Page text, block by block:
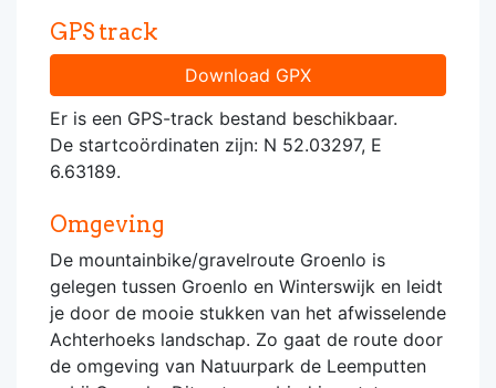
GPS track
Download GPX
Er is een GPS-track bestand beschikbaar.
De startcoördinaten zijn: N 52.03297, E
6.63189.
Omgeving
De mountainbike/gravelroute Groenlo is
gelegen tussen Groenlo en Winterswijk en leidt
je door de mooie stukken van het afwisselende
Achterhoeks landschap. Zo gaat de route door
de omgeving van Natuurpark de Leemputten